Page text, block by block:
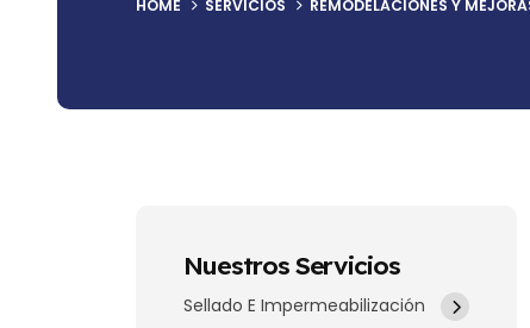
HOME SERVICIOS REMODELACIONES Y
Nuestros Servicios
Sellado E Impermeabilización